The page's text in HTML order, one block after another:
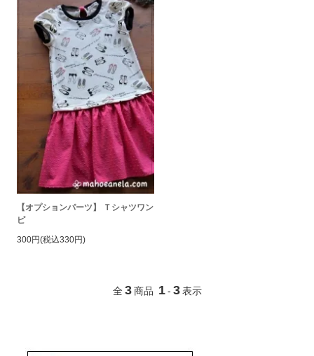
【オプションパーツ】 Ｔシャツワン
ピ
300円(税込330円)
全 3 商品 1 - 3 表示